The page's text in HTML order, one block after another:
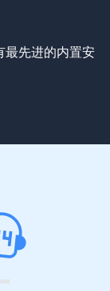
先进的内置安